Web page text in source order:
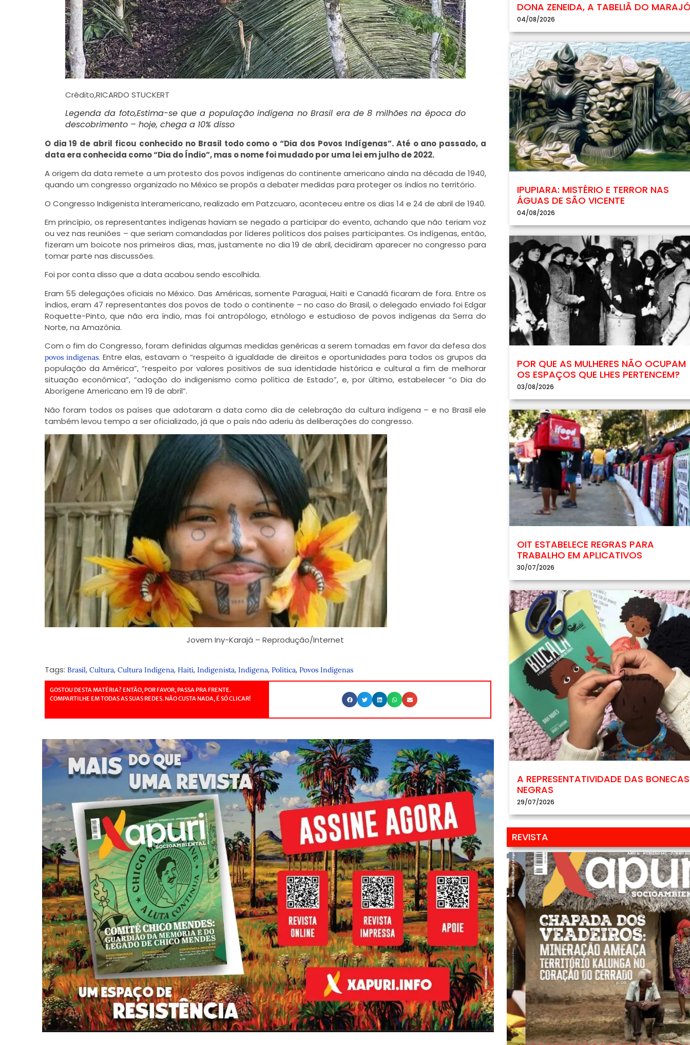
Crédito,RICARDO STUCKERT
Legenda da foto,Estima-se que a população indígena no Brasil era de 8 milhões na época do
descobrimento – hoje, chega a 10% disso
O dia 19 de abril ficou conhecido no Brasil todo como o “Dia dos Povos Indígenas”. Até o ano passado, a
data era conhecida como “Dia do Índio”, mas o nome foi mudado por uma lei em julho de 2022.
A origem da data remete a um protesto dos povos indígenas do continente americano ainda na década de 1940,
quando um congresso organizado no México se propôs a debater medidas para proteger os índios no território.
O Congresso Indigenista Interamericano, realizado em Patzcuaro, aconteceu entre os dias 14 e 24 de abril de 1940.
Em princípio, os representantes indígenas haviam se negado a participar do evento, achando que não teriam voz
ou vez nas reuniões – que seriam comandadas por líderes políticos dos países participantes. Os indígenas, então,
fizeram um boicote nos primeiros dias, mas, justamente no dia 19 de abril, decidiram aparecer no congresso para
tomar parte nas discussões.
Foi por conta disso que a data acabou sendo escolhida.
Eram 55 delegações oficiais no México. Das Américas, somente Paraguai, Haiti e Canadá ficaram de fora. Entre os
índios, eram 47 representantes dos povos de todo o continente – no caso do Brasil, o delegado enviado foi Edgar
Roquette-Pinto, que não era índio, mas foi antropólogo, etnólogo e estudioso de povos indígenas da Serra do
Norte, na Amazônia.
Com o fim do Congresso, foram definidas algumas medidas genéricas a serem tomadas em favor da defesa dos
povos indígenas. Entre elas, estavam o “respeito à igualdade de direitos e oportunidades para todos os grupos da
população da América”, “respeito por valores positivos de sua identidade histórica e cultural a fim de melhorar
situação econômica”, “adoção do indigenismo como política de Estado”, e, por último, estabelecer “o Dia do
Aborígene Americano em 19 de abril”.
Não foram todos os países que adotaram a data como dia de celebração da cultura indígena – e no Brasil ele
também levou tempo a ser oficializado, já que o país não aderiu às deliberações do congresso.
Jovem Iny-Karajá – Reprodução/Internet
Tags: Brasil, Cultura, Cultura Indígena, Haiti, Indigenista, Indígena, Política, Povos Indígenas
GOSTOU DESTA MATÉRIA? ENTÃO, POR FAVOR, PASSA PRA FRENTE.
COMPARTILHE EM TODAS AS SUAS REDES. NÃO CUSTA NADA, É SÓ CLICAR!
DONA ZENEIDA, A TABELIÃ DO
04/08/2026
IPUPIARA: MISTÉRIO E TERROR NAS
ÁGUAS DE SÃO VICENTE
04/08/2026
POR QUE AS MULHERES NÃO OCUPAM
OS ESPAÇOS QUE LHES PERTENCEM?
03/08/2026
OIT ESTABELECE REGRAS PARA
TRABALHO EM APLICATIVOS
30/07/2026
A REPRESENTATIVIDADE DAS BONECAS
NEGRAS
29/07/2026
REVISTA